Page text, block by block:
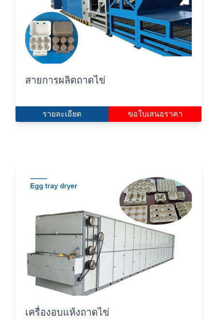
สายการผลิตถาดไข่
รายละเอียด ขอใบเสนอราคา
เครื่องอบแห้งถาดไข่